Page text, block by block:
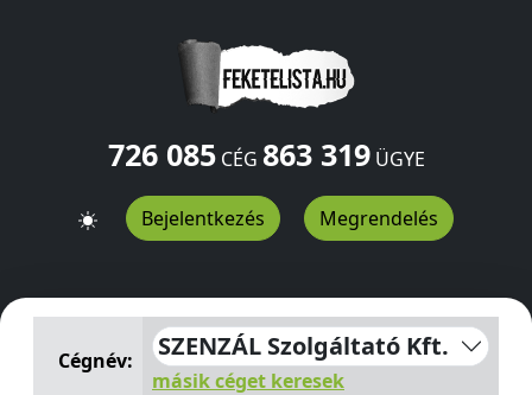
726 085CÉG 863 319ÜGYE
Bejelentkezés Megrendelés
SZENZÁL Szolgáltató Kft.Táncsics utca 22.Miháld8825
Cégnév:
SZENZÁL Szolgáltató Kft.
másik céget keresek